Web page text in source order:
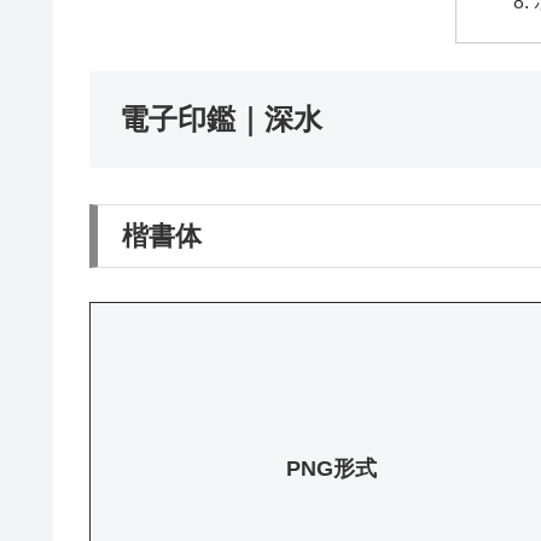
電子印鑑｜深水
楷書体
PNG形式